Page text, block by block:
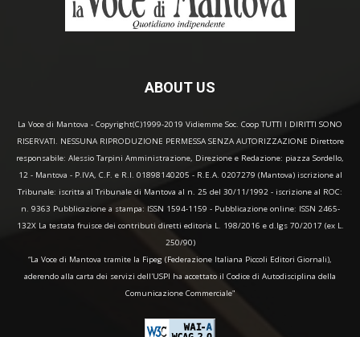
ABOUT US
La Voce di Mantova - Copyright(C)1999-2019 Vidiemme Soc. Coop TUTTI I DIRITTI SONO
RISERVATI. NESSUNA RIPRODUZIONE PERMESSA SENZA AUTORIZZAZIONE Direttore
responsabile: Alessio Tarpini Amministrazione, Direzione e Redazione: piazza Sordello,
12 - Mantova - P.IVA, C.F. e R.I. 01898140205 - R.E.A. 0207279 (Mantova) iscrizione al
Tribunale: iscritta al Tribunale di Mantova al n. 25 del 30/11/1992 - iscrizione al ROC:
n. 9363 Pubblicazione a stampa: ISSN 1594-1159 - Pubblicazione online: ISSN 2465-
132X La testata fruisce dei contributi diretti editoria L. 198/2016 e d.lgs 70/2017 (ex L.
250/90)
“La Voce di Mantova tramite la Fipeg (Federazione Italiana Piccoli Editori Giornali),
aderendo alla carta dei servizi dell'USPI ha accettato il Codice di Autodisciplina della
Comunicazione Commerciale"